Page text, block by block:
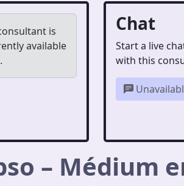
is
available
Chat
Start a live
with this
– Médium